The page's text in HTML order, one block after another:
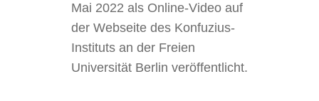
Mai 2022 als Online-Video auf
der Webseite des Konfuzius-
Instituts an der Freien
Universität Berlin veröffentlicht.